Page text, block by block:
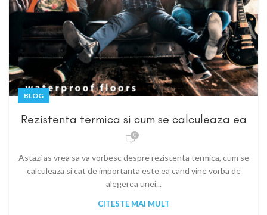
BLOG
Rezistenta termica si cum se calculeaza ea
0
Astazi as vrea sa va vorbesc despre rezistenta termica, cum se
calculeaza si cat de importanta este ea cand vine vorba de
alegerea unei...
CITESTE MAI MULT